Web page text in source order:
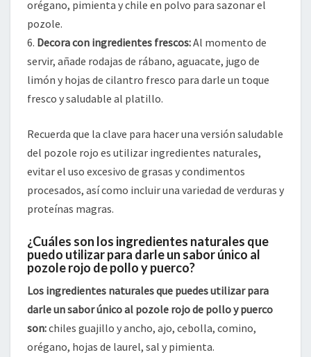
orégano, pimienta y chile en polvo para sazonar el
pozole.
6. Decora con ingredientes frescos:Al momento de
servir, añade rodajas de rábano, aguacate, jugo de
limón y hojas de cilantro fresco para darle un toque
fresco y saludable al platillo.
Recuerda que la clave para hacer una versión saludable
del pozole rojo es utilizar ingredientes naturales,
evitar el uso excesivo de grasas y condimentos
procesados, así como incluir una variedad de verduras y
proteínas magras.
¿Cuáles son los ingredientes naturales que
puedo utilizar para darle un sabor único al
pozole rojo de pollo y puerco?
Los ingredientes naturales que puedes utilizar para
darle un sabor único al pozole rojo de pollo y puerco
son:chiles guajillo y ancho, ajo, cebolla, comino,
orégano, hojas de laurel, sal y pimienta.